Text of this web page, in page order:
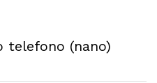
telefono (nano)